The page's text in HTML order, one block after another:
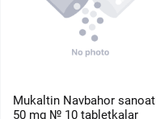
Mukaltin Navbahor sanoat
50 mg № 10 tabletkalar